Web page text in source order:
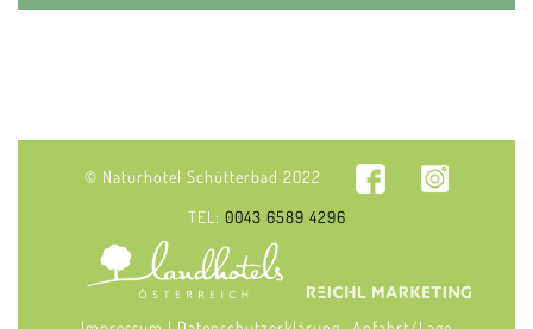
© Naturhotel Schütterbad 2022
TEL: 0043 6589 4296